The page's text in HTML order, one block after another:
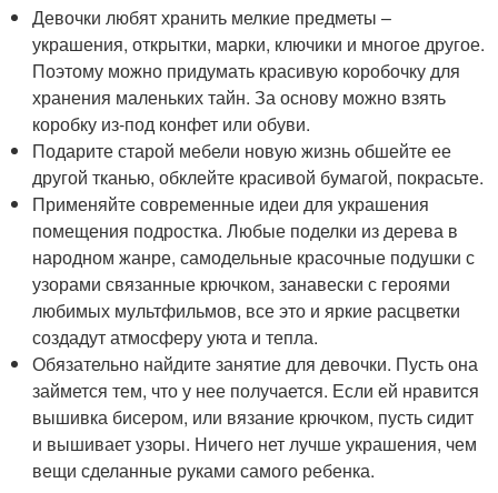
Девочки любят хранить мелкие предметы –
украшения, открытки, марки, ключики и многое другое.
Поэтому можно придумать красивую коробочку для
хранения маленьких тайн. За основу можно взять
коробку из-под конфет или обуви.
Подарите старой мебели новую жизнь обшейте ее
другой тканью, обклейте красивой бумагой, покрасьте.
Применяйте современные идеи для украшения
помещения подростка. Любые поделки из дерева в
народном жанре, самодельные красочные подушки с
узорами связанные крючком, занавески с героями
любимых мультфильмов, все это и яркие расцветки
создадут атмосферу уюта и тепла.
Обязательно найдите занятие для девочки. Пусть она
займется тем, что у нее получается. Если ей нравится
вышивка бисером, или вязание крючком, пусть сидит
и вышивает узоры. Ничего нет лучше украшения, чем
вещи сделанные руками самого ребенка.